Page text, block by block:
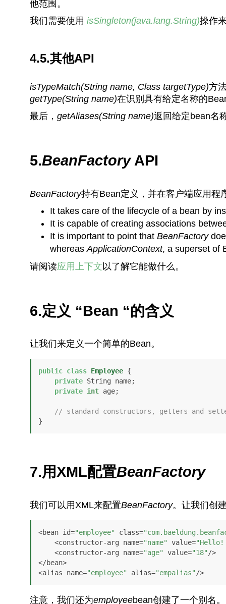
他范围。
我们需要使用 isSingleton(java.lang.String)操作
4.5.其他API
isTypeMatch(String name, Class targetType)方
getType(String name)在识别具有给定名称的
最后， getAliases(String name)返回给定bean名
5.BeanFactoryAPI
BeanFactory持有Bean定义，并在客户端应用程
It takes care of the lifecycle of a bean by
It is capable of creating associations
It is important to point that BeanFactory
whereas ApplicationContext, a superset of
请阅读应用上下文 以了解它能做什么。
6.定义 “Bean “的含义
让我们来定义一个简单的Bean。
public class Employee {
private String name;
private int age;
// standard constructors, getters and
}
7.用XML配置BeanFactory
我们可以用XML来配置BeanFactory。让我们创
<bean id="employee" class=
    <constructor-arg name=
"name" value="Hello!
    <constructor-arg name=
"age" value="18" />
</bean>
<alias name="employee" alias="empalias" />
注意，我们还为employeebean创建了一个别名。